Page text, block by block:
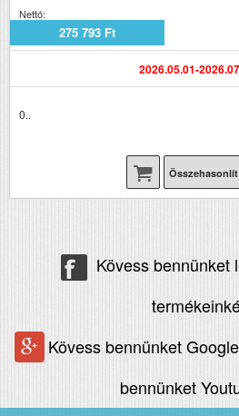
Nettó:
275 793 Ft
2026.05.01-
0..
Összehasonlít
Kövess bennünket
Kövess bennünket
bennünket